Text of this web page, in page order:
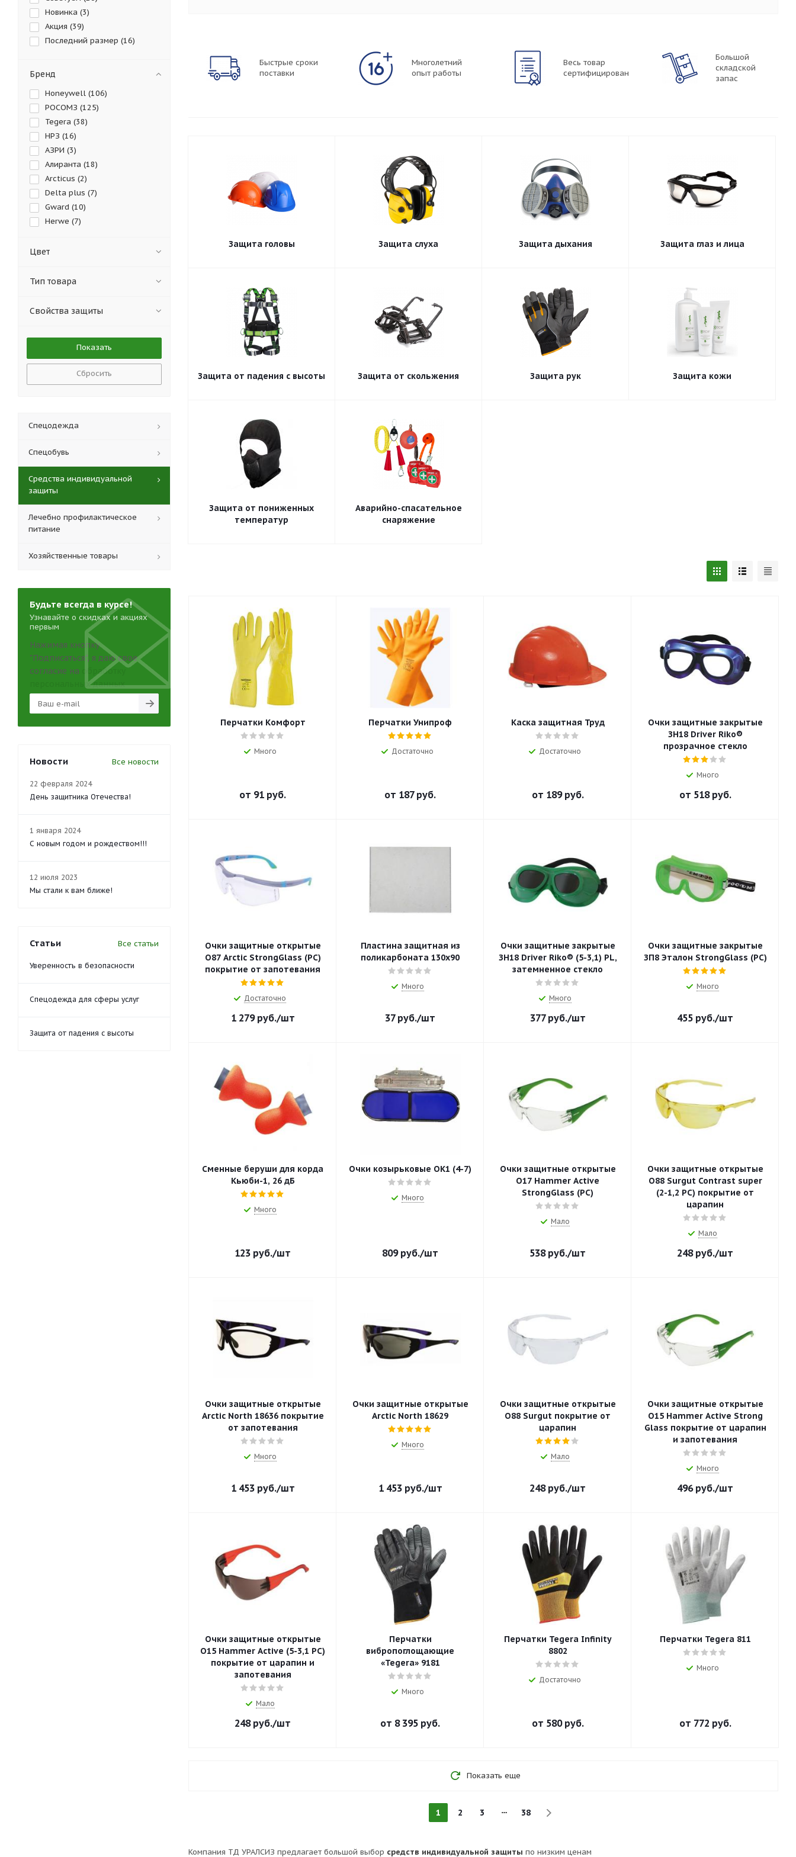
Быстрые сроки
поставки
Многолетний
опыт работы
Весь товар
сертифицирован
Большой
складской
запас
Защита головы Защита слуха Защита дыхания Защита глаз и лица
Защита от падения с высоты Защита от скольжения Защита рук Защита кожи
Защита от пониженных
температур
Аварийно-спасательное
снаряжение
Перчатки Комфорт
Много
от 91 руб.
Перчатки Унипроф
Достаточно
от 187 руб.
Каска защитная Труд
Достаточно
от 189 руб.
Очки защитные закрытые
ЗН18 Driver Riko®
прозрачное стекло
Много
от 518 руб.
Очки защитные открытые
О87 Arctic StrongGlass (PC)
покрытие от запотевания
Достаточно
1 279руб./шт
Пластина защитная из
поликарбоната 130х90
Много
37руб./шт
Очки защитные закрытые
ЗН18 Driver Riko® (5-3,1) PL,
затемненное стекло
Много
377руб./шт
Очки защитные закрытые
ЗП8 Эталон StrongGlass (PC)
Много
455 руб./шт
Сменные беруши для корда
Кьюби-1, 26 дБ
Много
123 руб./шт
Очки козырьковые ОК1 (4-7)
Много
809руб./шт
Очки защитные открытые
О17 Hammer Active
StrongGlass (PC)
Мало
538руб./шт
Очки защитные открытые
О88 Surgut Contrast super
(2-1,2 PC) покрытие от
царапин
Мало
248руб./шт
Очки защитные открытые
Arctic North 18636 покрытие
от запотевания
Много
1 453руб./шт
Очки защитные открытые
Arctic North 18629
Много
1 453руб./шт
Очки защитные открытые
О88 Surgut покрытие от
царапин
Мало
248руб./шт
Очки защитные открытые
О15 Hammer Active Strong
Glass покрытие от царапин
и запотевания
Много
496руб./шт
Очки защитные открытые
О15 Hammer Active (5-3,1 PC)
покрытие от царапин и
запотевания
Мало
248руб./шт
Перчатки
вибропоглощающие
«Tegera» 9181
Много
от 8 395 руб.
Перчатки Tegera Infinity
8802
Достаточно
от 580 руб.
Перчатки Tegera 811
Много
от 772 руб.
Показать еще
1 2 3 38
Компания ТД УРАЛСИЗ предлагает большой выбор средств индивидуальной защиты по низким ценам
Новинка (3)
Акция (39)
Последний размер (16)
Бренд
Honeywell (106)
РОСОМЗ (125)
Tegera (38)
НРЗ (16)
АЗРИ (3)
Алиранта (18)
Arcticus (2)
Delta plus (7)
Gward (10)
Herwe (7)
Midex (
Optrel (6
RPS (
Второе Дыхание ТМ (
Исток (10)
Кимрская фабрика
им.Горького (5)
Ампаро (
Цвет
Тип товара
Свойства защиты
Сбросить
Спецодежда
Спецобувь
Средства индивидуальной
защиты
Лечебно профилактическое
питание
Хозяйственные товары
Будьте всегда в курсе!
Узнавайте о скидках и акциях
первым
Нажимая кнопку
"Подписаться", я даю свое
согласие на
обработку
персональных данных
Новости Все новости
22 февраля 2024
День защитника Отечества!
1 января 2024
С новым годом и рождеством!!!
12 июля 2023
Мы стали к вам ближе!
Статьи Все статьи
Уверенность в безопасности
Спецодежда для сферы услуг
Защита от падения с высоты